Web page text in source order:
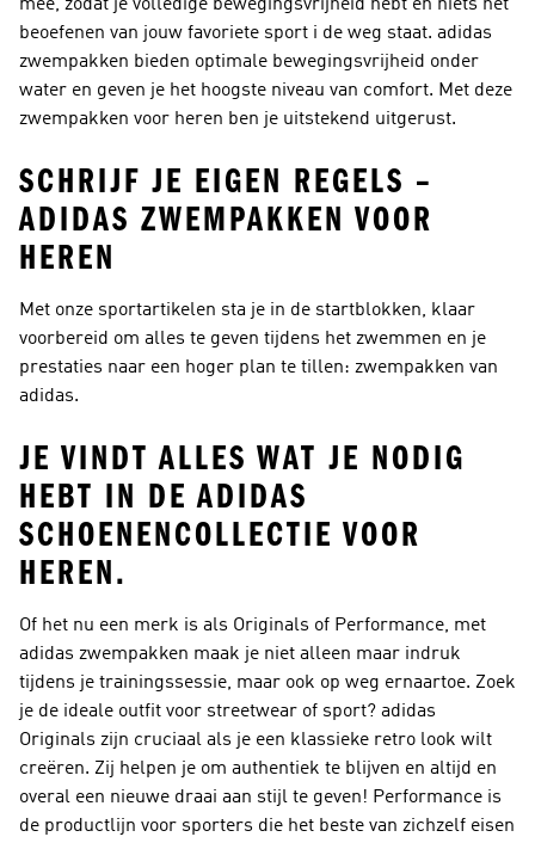
mee, zodat je volledige bewegingsvrijheid hebt en niets het
beoefenen van jouw favoriete sport i de weg staat. adidas
zwempakken bieden optimale bewegingsvrijheid onder
water en geven je het hoogste niveau van comfort. Met deze
zwempakken voor heren ben je uitstekend uitgerust.
SCHRIJF JE EIGEN REGELS –
ADIDAS ZWEMPAKKEN VOOR
HEREN
Met onze sportartikelen sta je in de startblokken, klaar
voorbereid om alles te geven tijdens het zwemmen en je
prestaties naar een hoger plan te tillen: zwempakken van
adidas.
JE VINDT ALLES WAT JE NODIG
HEBT IN DE ADIDAS
SCHOENENCOLLECTIE VOOR
HEREN.
Of het nu een merk is als Originals of Performance, met
adidas zwempakken maak je niet alleen maar indruk
tijdens je trainingssessie, maar ook op weg ernaartoe. Zoek
je de ideale outfit voor streetwear of sport? adidas
Originals zijn cruciaal als je een klassieke retro look wilt
creëren. Zij helpen je om authentiek te blijven en altijd en
overal een nieuwe draai aan stijl te geven! Performance is
de productlijn voor sporters die het beste van zichzelf eisen